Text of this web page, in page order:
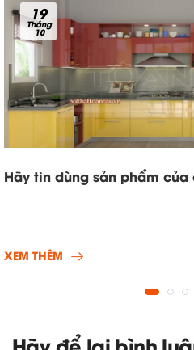
19
Tháng
10
Hãy tin dùng sản phẩm
XEM THÊM